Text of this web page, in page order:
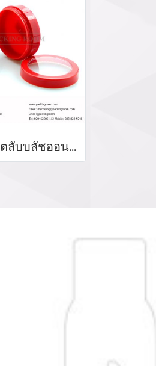
บรรจุภัณฑ์ตลับบลัชออน blush on packaging ร้านขายบรรจุภัณฑ์ จำหน่ายบรรจุภัณฑ์เครื่องสำอางทุกประเภท